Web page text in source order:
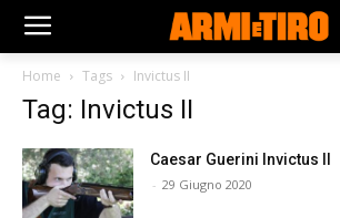
Home Tags Invictus II
Tag: Invictus II
Caesar Guerini Invictus II
- 29 Giugno 2020